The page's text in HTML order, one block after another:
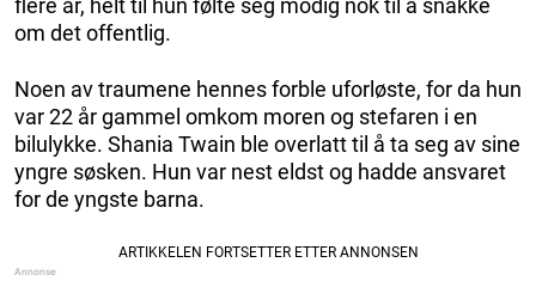
om det offentlig.
Noen av traumene hennes forble uforløste, for da hun
var 22 år gammel omkom moren og stefaren i en
bilulykke. Shania Twain ble overlatt til å ta seg av sine
yngre søsken. Hun var nest eldst og hadde ansvaret
for de yngste barna.